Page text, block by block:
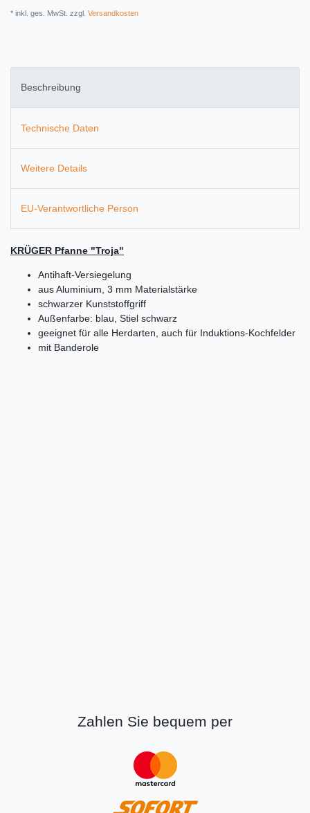
* inkl. ges. MwSt. zzgl. Versandkosten
Beschreibung
Technische Daten
Weitere Details
EU-Verantwortliche Person
KRÜGER Pfanne "Troja"
Antihaft-Versiegelung
aus Aluminium, 3 mm Materialstärke
schwarzer Kunststoffgriff
Außenfarbe: blau, Stiel schwarz
geeignet für alle Herdarten, auch für Induktions-Kochfelder
mit Banderole
Zahlen Sie bequem per